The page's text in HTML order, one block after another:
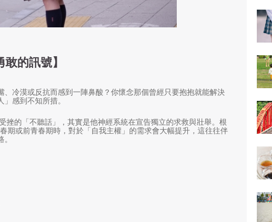
的訊號】
冷漠或反抗而感到一陣鼻酸？你懷念那個曾經只要抱抱就能解決
感到不知所措。
挫的「不聽話」，其實是他神經系統在宣告獨立的求救與壯舉。根
期或前青春期時，對於「自我主權」的需求會大幅提升，這往往伴